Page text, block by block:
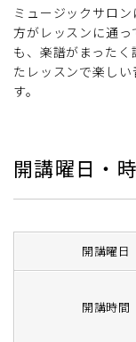
ミュージックサロ
方がレッスンに通
も、楽譜がまった
たレッスンで楽し
す。
開講曜日・
開講曜日
開講時間